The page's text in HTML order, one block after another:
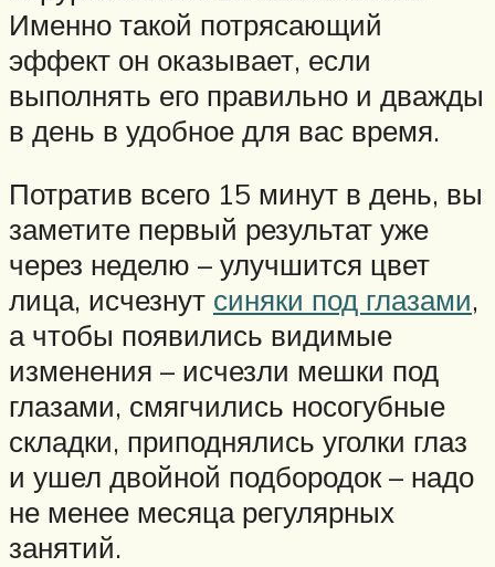
Именно такой потрясающий
эффект он оказывает, если
выполнять его правильно и дважды
в день в удобное для вас время.
Потратив всего 15 минут в день, вы
заметите первый результат уже
через неделю – улучшится цвет
лица, исчезнут синяки под глазами,
а чтобы появились видимые
изменения – исчезли мешки под
глазами, смягчились носогубные
складки, приподнялись уголки глаз
и ушел двойной подбородок – надо
не менее месяца регулярных
занятий.